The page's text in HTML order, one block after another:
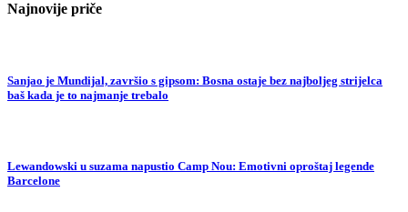
Najnovije priče
Sanjao je Mundijal, završio s gipsom: Bosna ostaje bez najboljeg strijelca
baš kada je to najmanje trebalo
Lewandowski u suzama napustio Camp Nou: Emotivni oproštaj legende
Barcelone